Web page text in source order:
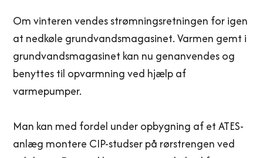
Om vinteren vendes strømningsretningen for igen
at nedkøle grundvandsmagasinet. Varmen gemt i
grundvandsmagasinet kan nu genanvendes og
benyttes til opvarmning ved hjælp af
varmepumper.
Man kan med fordel under opbygning af et ATES-
anlæg montere CIP-studser på rørstrengen ved